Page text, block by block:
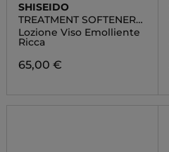
SHISEIDO
TREATMENT SOFTENER
ENRICHED
Lozione Viso Emolliente
Ricca
65,00 €